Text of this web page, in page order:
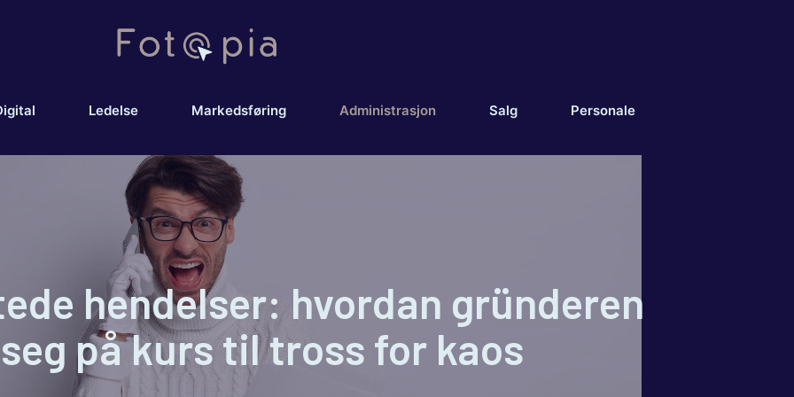
Ledelse Markedsføring Administrasjon Salg Personale
hendelser: hvordan gründeren
på kurs til tross for kaos